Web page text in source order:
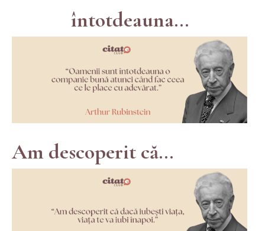
întotdeauna...
Am descoperit că...